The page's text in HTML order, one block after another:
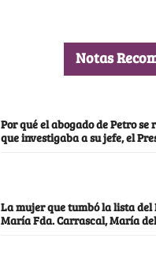
Notas
Por qué el abogado de Petro
que investigaba a su jefe, el
La mujer que tumbó la lista del
María Fda. Carrascal, María